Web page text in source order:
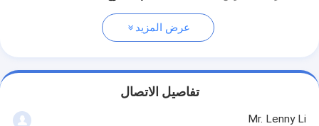
عرض المزيد
تفاصيل الاتصال
Mr. Lenny Li